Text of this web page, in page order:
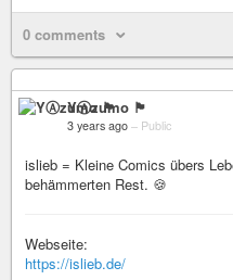
0 comments
YⒶzumo 🏴
3 years ago – Public
islieb = Kleine Comics übers
behämmerten Rest. 🍪
Webseite:
https://islieb.de/